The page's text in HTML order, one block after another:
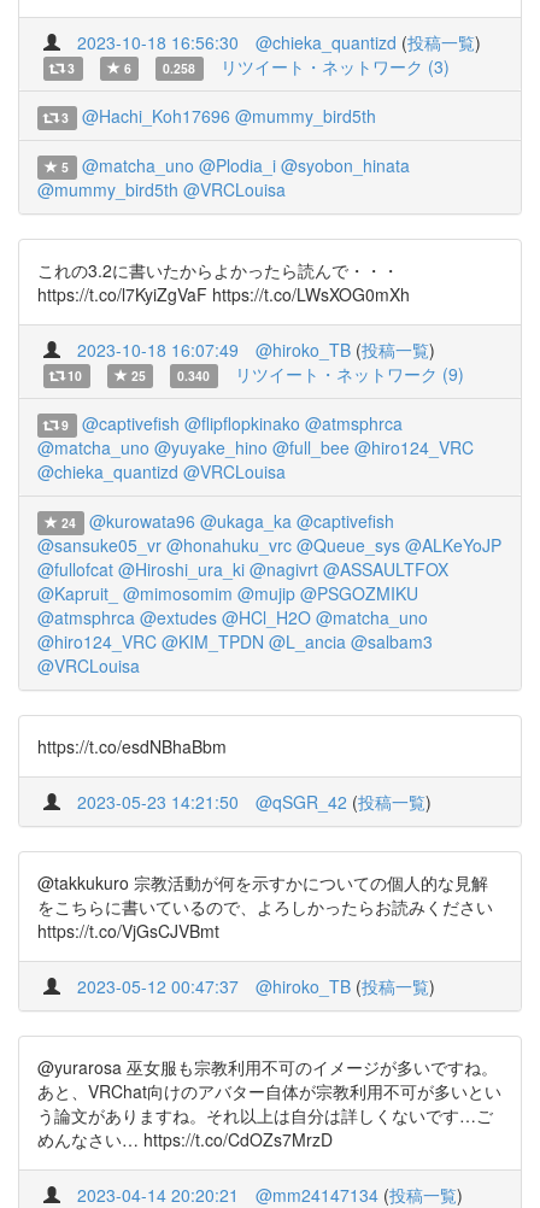
2023-10-18 16:56:30 @chieka_quantizd (投稿一覧)
3 6 0.258 リツイート・ネットワーク (3)
3 @Hachi_Koh17696 @mummy_bird5th
5 @matcha_uno @Plodia_i @syobon_hinata
@mummy_bird5th @VRCLouisa
これの3.2に書いたからよかったら読んで・・・
https://t.co/l7KyiZgVaF https://t.co/LWsXOG0mXh
2023-10-18 16:07:49 @hiroko_TB (投稿一覧)
10 25 0.340 リツイート・ネットワーク (9)
9 @captivefish @flipflopkinako @atmsphrca
@matcha_uno @yuyake_hino @full_bee @hiro124_VRC
@chieka_quantizd @VRCLouisa
24 @kurowata96 @ukaga_ka @captivefish
@sansuke05_vr @honahuku_vrc @Queue_sys @ALKeYoJP
@fullofcat @Hiroshi_ura_ki @nagivrt @ASSAULTFOX
@Kapruit_ @mimosomim @mujip @PSGOZMIKU
@atmsphrca @extudes @HCl_H2O @matcha_uno
@hiro124_VRC @KIM_TPDN @L_ancia @salbam3
@VRCLouisa
https://t.co/esdNBhaBbm
2023-05-23 14:21:50 @qSGR_42 (投稿一覧)
@takkukuro 宗教活動が何を示すかについての個人的な見解
をこちらに書いているので、よろしかったらお読みください
https://t.co/VjGsCJVBmt
2023-05-12 00:47:37 @hiroko_TB (投稿一覧)
@yurarosa 巫女服も宗教利用不可のイメージが多いですね。
あと、VRChat向けのアバター自体が宗教利用不可が多いとい
う論文がありますね。それ以上は自分は詳しくないです…ご
めんなさい… https://t.co/CdOZs7MrzD
2023-04-14 20:20:21 @mm24147134 (投稿一覧)